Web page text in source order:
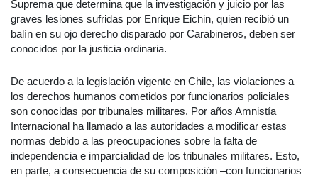
Suprema que determina que la investigación y juicio por las
graves lesiones sufridas por Enrique Eichin, quien recibió un
balín en su ojo derecho disparado por Carabineros, deben ser
conocidos por la justicia ordinaria.
De acuerdo a la legislación vigente en Chile, las violaciones a
los derechos humanos cometidos por funcionarios policiales
son conocidas por tribunales militares. Por años Amnistía
Internacional ha llamado a las autoridades a modificar estas
normas debido a las preocupaciones sobre la falta de
independencia e imparcialidad de los tribunales militares. Esto,
en parte, a consecuencia de su composición –con funcionarios